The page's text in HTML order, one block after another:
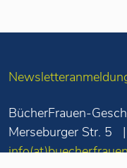
BücherFrauen-
Merseburger Str. 5